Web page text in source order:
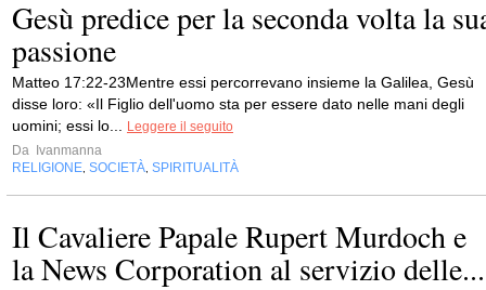
Gesù predice per la seconda volta la
passione
Matteo 17:22-23Mentre essi percorrevano insieme la Galilea, Gesù
disse loro: «Il Figlio dell'uomo sta per essere dato nelle mani degli
uomini; essi lo...
Leggere il seguito
Da
Ivanmanna
RELIGIONE SOCIETÀ SPIRITUALITÀ
Il Cavaliere Papale Rupert Murdoch e
la News Corporation al servizio delle...